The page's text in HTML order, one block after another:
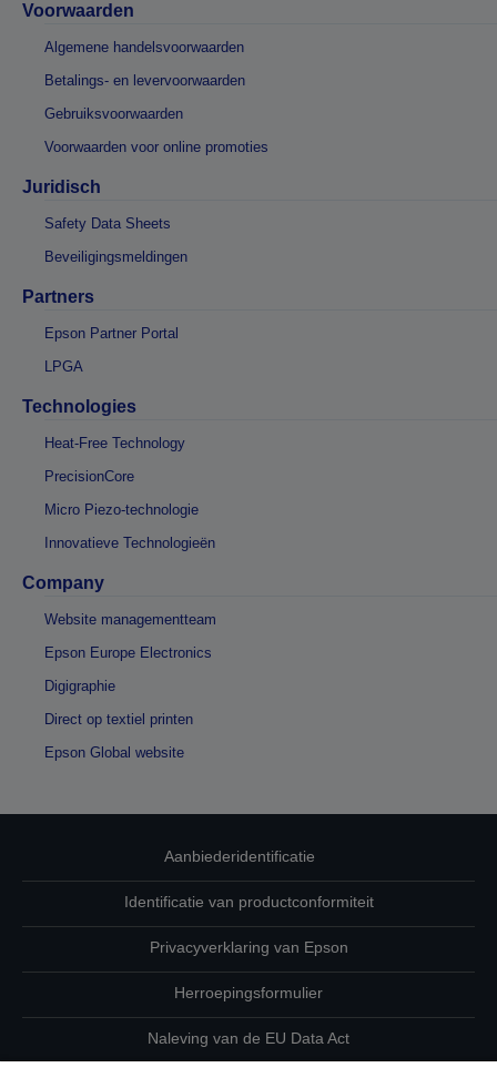
Voorwaarden
Algemene handelsvoorwaarden
Betalings- en levervoorwaarden
Gebruiksvoorwaarden
Voorwaarden voor online promoties
Juridisch
Safety Data Sheets
Beveiligingsmeldingen
Partners
Epson Partner Portal
LPGA
Technologies
Heat-Free Technology
PrecisionCore
Micro Piezo-technologie
Innovatieve Technologieën
Company
Website managementteam
Epson Europe Electronics
Digigraphie
Direct op textiel printen
Epson Global website
Aanbiederidentificatie
Identificatie van productconformiteit
Privacyverklaring van Epson
Herroepingsformulier
Naleving van de EU Data Act